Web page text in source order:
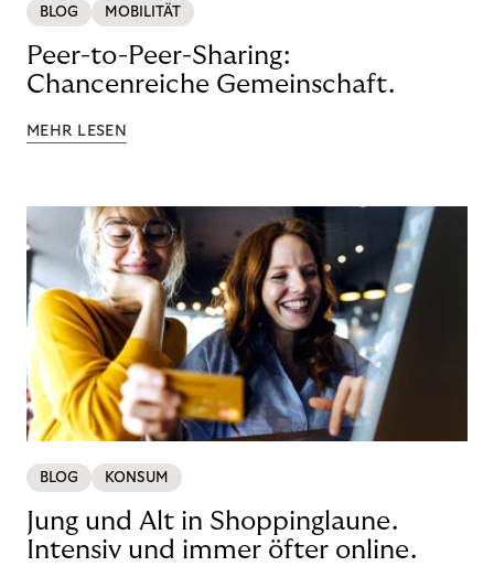
BLOG MOBILITÄT
Peer-to-Peer-Sharing:
Chancenreiche Gemeinschaft.
MEHR LESEN
BLOG KONSUM
Jung und Alt in Shoppinglaune.
Intensiv und immer öfter online.